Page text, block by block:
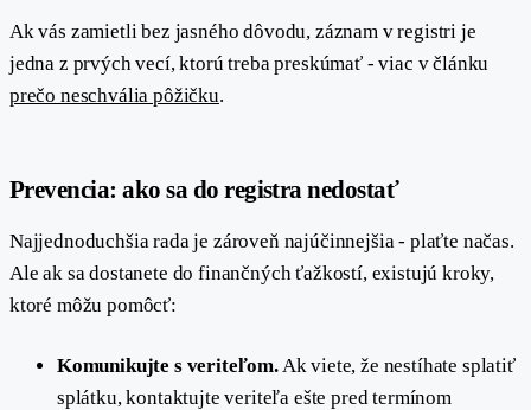
Ak vás zamietli bez jasného dôvodu, záznam v registri je
jedna z prvých vecí, ktorú treba preskúmať - viac v článku
prečo neschvália pôžičku.
Prevencia: ako sa do registra nedostať
Najjednoduchšia rada je zároveň najúčinnejšia - plaťte načas.
Ale ak sa dostanete do finančných ťažkostí, existujú kroky,
ktoré môžu pomôcť:
Komunikujte s veriteľom.Ak viete, že nestíhate splatiť
splátku, kontaktujte veriteľa ešte pred termínom